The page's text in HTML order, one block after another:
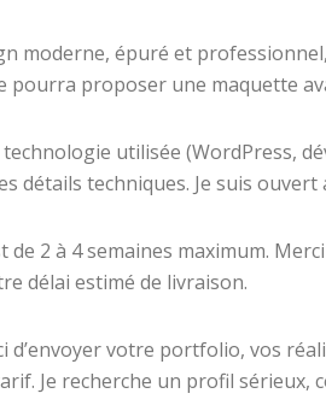
moderne, épuré et
pourra proposer une maquette
utilisée (WordPress,
détails techniques. Je suis
de 2 à 4 semaines maximum.
délai estimé de livraison.
d’envoyer votre portfolio, vos
Je recherche un profil sérieux,